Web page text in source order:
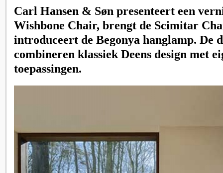
Carl Hansen & Søn presenteert een
Wishbone Chair, brengt de Scimitar
introduceert de Begonya hanglamp. De
combineren klassiek Deens design met
toepassingen.